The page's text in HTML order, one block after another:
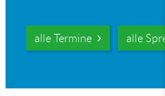
alle Termine alle